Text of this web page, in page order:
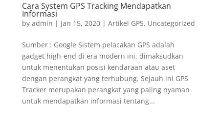
Cara System GPS Tracking Mendapatkan
Informasi
by admin | Jan 15, 2020| Artikel GPS, Uncategorized
Sumber : Google Sistem pelacakan GPS adalah
gadget high-end di era modern ini, dimaksudkan
untuk menentukan posisi kendaraan atau aset
dengan perangkat yang terhubung. Sejauh ini GPS
Tracker merupakan perangkat yang paling nyaman
untuk mendapatkan informasi tentang...